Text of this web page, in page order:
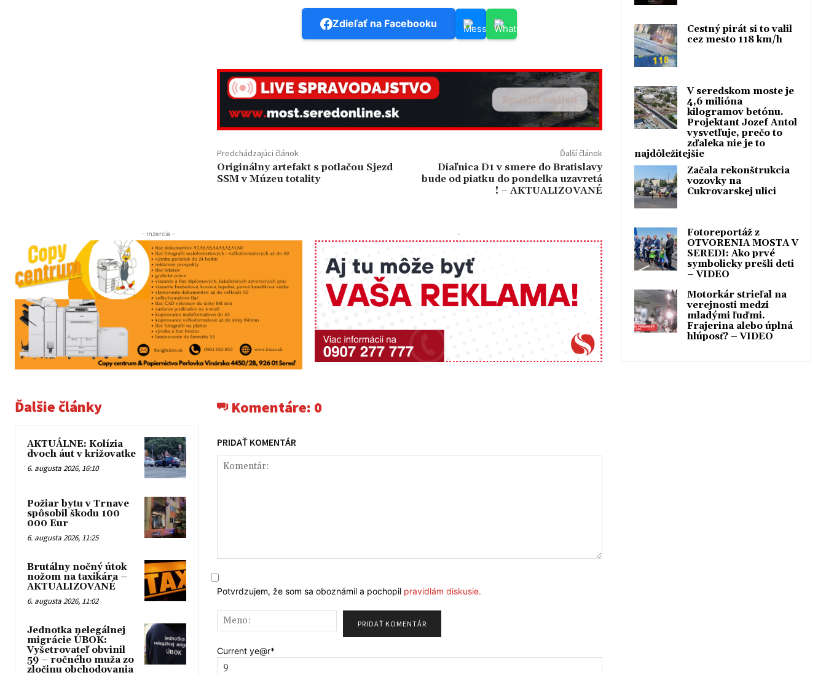
Zdieľať na Facebooku
Predchádzajúci článok
Originálny artefakt s potlačou Sjezd
SSM v Múzeu totality
Ďalší článok
Diaľnica D1 v smere do Bratislavy
bude od piatku do pondelka uzavretá
! – AKTUALIZOVANÉ
- Inzercia - -
Ďalšie články
AKTUÁLNE: Kolízia
dvoch áut v križovatke
6. augusta 2026, 16:10
Požiar bytu v Trnave
spôsobil škodu 100
000 Eur
6. augusta 2026, 11:25
Brutálny nočný útok
nožom na taxikára –
AKTUALIZOVANÉ
6. augusta 2026, 11:02
Jednotka nelegálnej
migrácie ÚBOK:
Vyšetrovateľ obvinil
59 – ročného muža zo
zločinu obchodovania
Komentáre: 0
PRIDAŤ KOMENTÁR
Potvrdzujem, že som sa oboznámil a pochopil pravidlám diskusie.
Current ye@r*
Cestný pirát si to valil
cez mesto 118 km/h
V seredskom moste je
4,6 milióna
kilogramov betónu.
Projektant Jozef Antol
vysvetľuje, prečo to
zďaleka nie je to
najdôležitejšie
Začala rekonštrukcia
vozovky na
Cukrovarskej ulici
Fotoreportáž z
OTVORENIA MOSTA V
SEREDI: Ako prvé
symbolicky prešli deti
– VIDEO
Motorkár strieľal na
verejnosti medzi
mladými ľuďmi.
Frajerina alebo úplná
hlúposť? – VIDEO